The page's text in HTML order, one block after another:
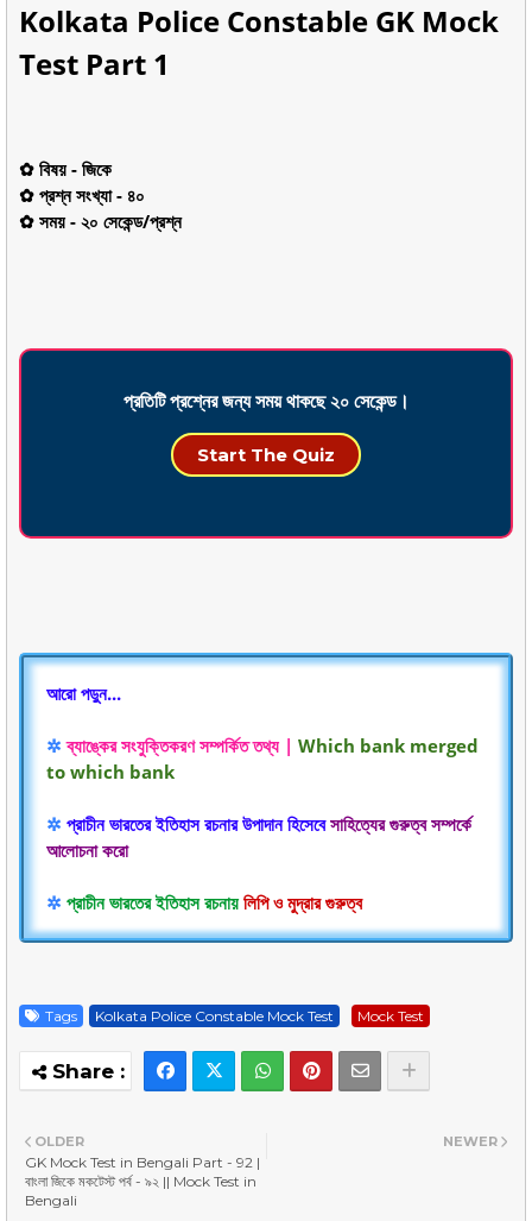
Kolkata Police Constable GK Mock
Test Part 1
✿ বিষয় - জিকে
✿ প্রশ্ন সংখ্যা - ৪০
✿ সময় - ২০ সেকেন্ড/প্রশ্ন
প্রতিটি প্রশ্নের জন্য সময় থাকছে ২০ সেকেন্ড।
Start The Quiz
আরো পড়ুন...
✲ব্যাঙ্কের সংযুক্তিকরণ সম্পর্কিত তথ্য | Which bank merged
to which bank
✲ প্রাচীন ভারতের ইতিহাস রচনার উপাদান হিসেবে সাহিত্যের গুরুত্ব সম্পর্কে
আলোচনা করো
✲ প্রাচীন ভারতের ইতিহাস রচনায় লিপি ও মুদ্রার গুরুত্ব
Tags Kolkata Police Constable Mock Test Mock Test
NEWER
OLDER
GK Mock Test in Bengali Part - 92 |
বাংলা জিকে মকটেস্ট পর্ব - ৯২ || Mock Test in
Bengali